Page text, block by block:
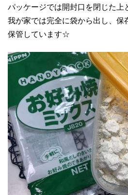
パッケージでは開封口を閉じた上
我が家では完全に袋から出し、保
保管しています☆